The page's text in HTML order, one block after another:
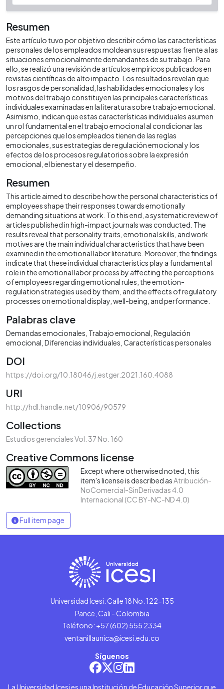
Resumen
Este artículo tuvo por objetivo describir cómo las características
personales de los empleados moldean sus respuestas frente a las
situaciones emocionalmente demandantes de su trabajo. Para
ello, se realizó una revisión de artículos empíricos publicados en
revistas científicas de alto impacto. Los resultados revelan que
los rasgos de personalidad, las habilidades emocionales y los
motivos del trabajo constituyen las principales características
individuales examinadas en la literatura sobre trabajo emocional.
Asimismo, indican que estas características individuales asumen
un rol fundamental en el trabajo emocional al condicionar las
percepciones que los empleados tienen de las reglas
emocionales, sus estrategias de regulación emocional y los
efectos de los procesos regulatorios sobre la expresión
emocional, el bienestar y el desempeño.
Resumen
This article aimed to describe how the personal characteristics of
employees shape their responses towards emotionally
demanding situations at work. To this end, a systematic review of
articles published in high-impact journals was conducted. The
results reveal that personality traits, emotional skills, and work
motives are the main individual characteristics that have been
examined in the emotional labor literature. Moreover, the findings
indicate that these individual characteristics play a fundamental
role in the emotional labor process by affecting the perceptions
of employees regarding emotional rules, the emotion-
regulation strategies used by them, and the effects of regulatory
processes on emotional display, well-being, and performance.
Palabras clave
Demandas emocionales Trabajo emocional Regulación
emocional Diferencias individuales Características personales
DOI
https://doi.org/10.18046/j.estger.2021.160.4088
URI
http://hdl.handle.net/10906/90579
Collections
Estudios gerenciales Vol. 37 No. 160
Creative Commons license
Except where otherwised noted, this
item's license is described asAtribución-
NoComercial-SinDerivadas 4.0
Internacional (CC BY-NC-ND 4.0)
Full item page
Universidad Icesi: Calle 18 No. 122-135
Pance, Cali - Colombia
Teléfono: +57 (602) 555 2334
ventanillaunica@icesi.edu.co
Síguenos
La Universidad Icesi es una Institución de Educación Superior que